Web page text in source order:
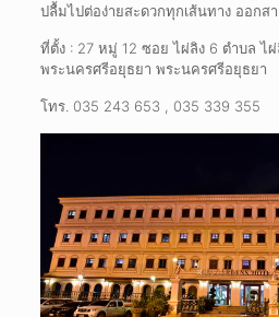
ปลื้มไปต่อง่ายสะดวกทุกเส้นทาง ออกสา
ที่ตั้ง : 27 หมู่ 12 ซอย ไผ่ลิง 6 ตำบล ไผ่
พระนครศรีอยุธยา พระนครศรีอยุธยา
โทร. 035 243 653 , 035 339 355